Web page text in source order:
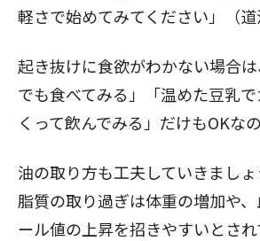
軽さで始めてみてください」（道
起き抜けに食欲がわかない場合
でも食べてみる」「温めた豆乳
くって飲んでみる」だけもOKな
油の取り方も工夫していきましょ
脂質の取り過ぎは体重の増加や
ール値の上昇を招きやすいとされ